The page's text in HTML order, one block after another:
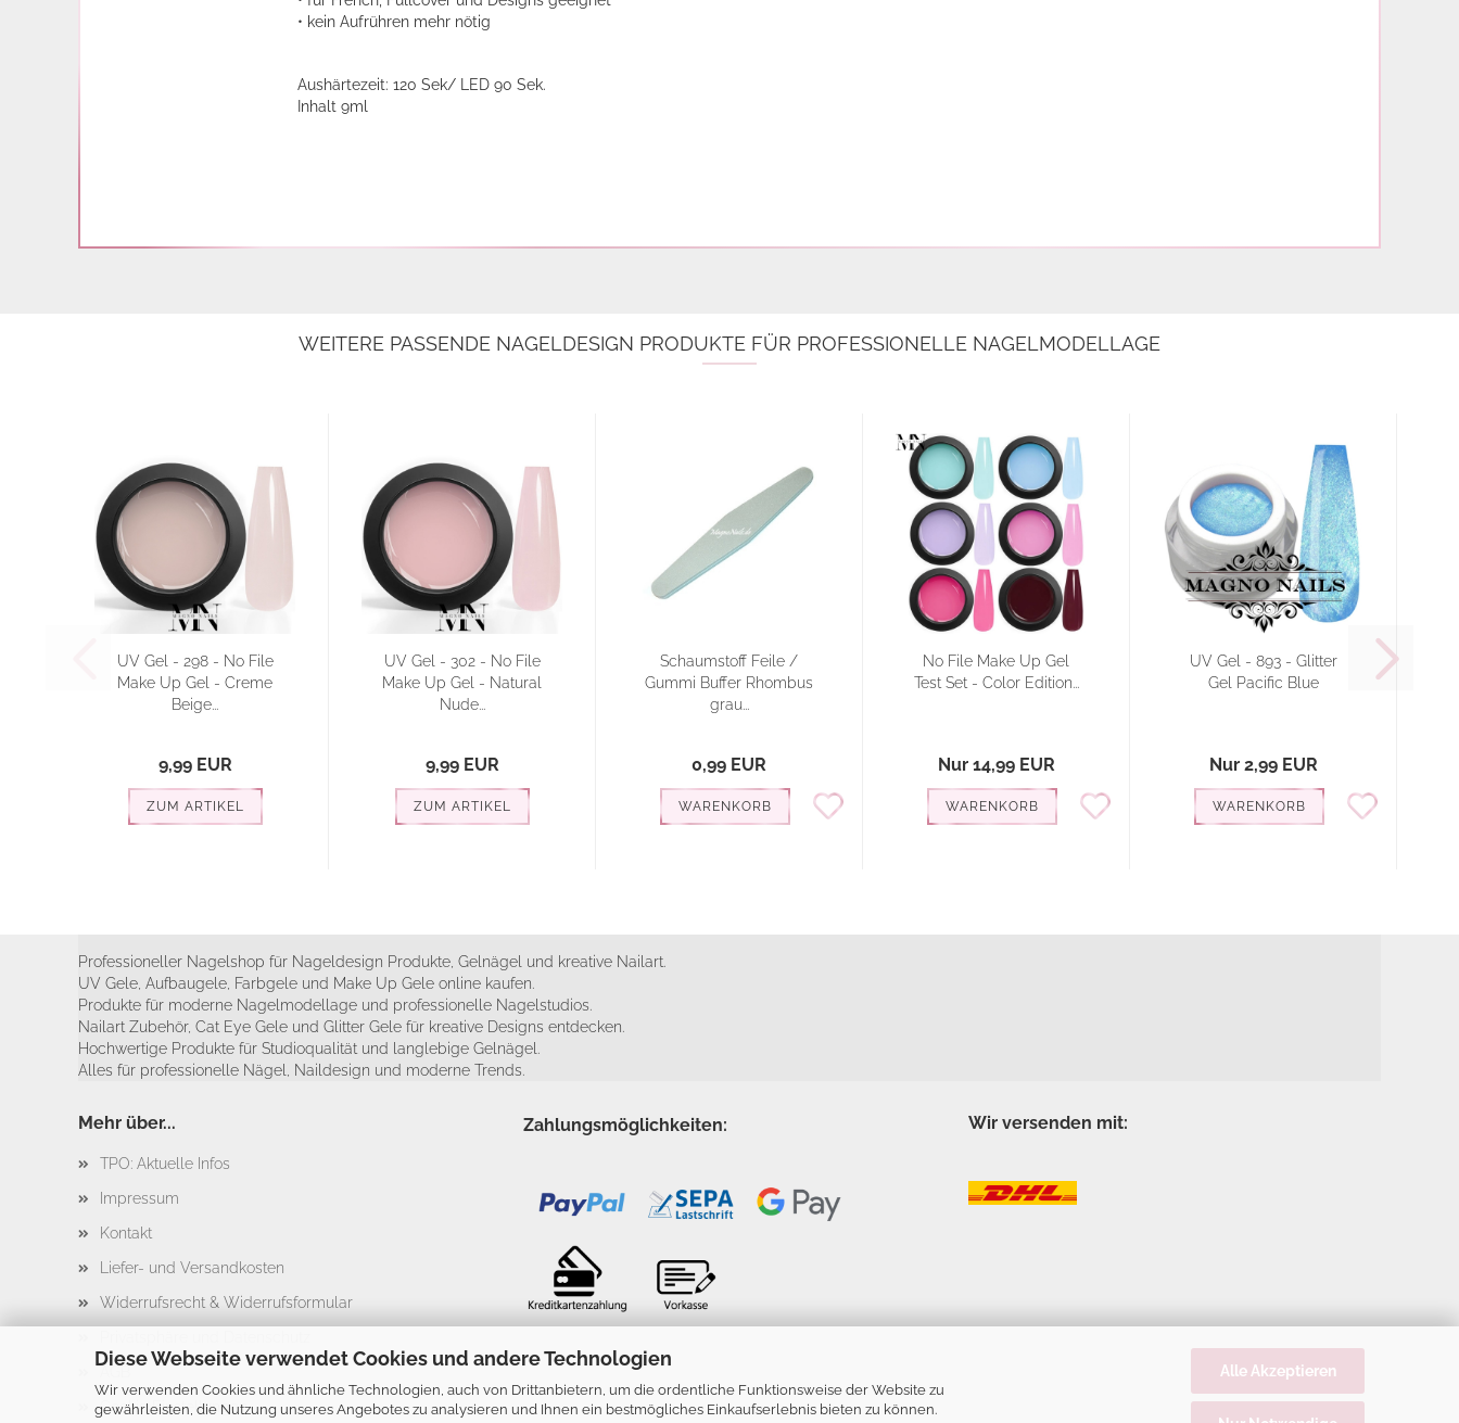
Diese Webseite verwendet Cookies und andere Technologien
Wir verwenden Cookies und ähnliche Technologien, auch von Drittanbietern, um die ordentliche Funktionsweise der Website zu
gewährleisten, die Nutzung unseres Angebotes zu analysieren und Ihnen ein bestmögliches Einkaufserlebnis bieten zu können.
Alle Akzeptieren
• kein Aufrühren mehr nötig
Aushärtezeit: 120 Sek/ LED 90 Sek.
Inhalt 9ml
WEITERE PASSENDE NAGELDESIGN PRODUKTE FÜR PROFESSIONELLE NAGELMODELLAGE
UV Gel - 298 - No File
Make Up Gel - Creme
Beige...
9,99 EUR
ZUM ARTIKEL
UV Gel - 302 - No File
Make Up Gel - Natural
Nude...
9,99 EUR
ZUM ARTIKEL
Schaumstoff Feile /
Gummi Buffer Rhombus
grau...
0,99 EUR
WARENKORB
No File Make Up Gel
Test Set - Color Edition...
Nur 14,99 EUR
WARENKORB
UV Gel - 893 - Glitter
Gel Pacific Blue
Nur 2,99 EUR
WARENKORB
Professioneller Nagelshop für Nageldesign Produkte, Gelnägel und kreative Nailart.
UV Gele, Aufbaugele, Farbgele und Make Up Gele online kaufen.
Produkte für moderne Nagelmodellage und professionelle Nagelstudios.
Nailart Zubehör, Cat Eye Gele und Glitter Gele für kreative Designs entdecken.
Hochwertige Produkte für Studioqualität und langlebige Gelnägel.
Alles für professionelle Nägel, Naildesign und moderne Trends.
Mehr über...
TPO: Aktuelle Infos
Impressum
Kontakt
Liefer- und Versandkosten
Widerrufsrecht & Widerrufsformular
Cookie Einstellungen
Zahlungsmöglichkeiten: Wir versenden mit: